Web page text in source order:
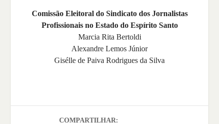
Comissão Eleitoral do Sindicato dos Jornalistas
Profissionais no Estado do Espírito Santo
Marcia Rita Bertoldi
Alexandre Lemos Júnior
Gisélle de Paiva Rodrigues da Silva
COMPARTILHAR: